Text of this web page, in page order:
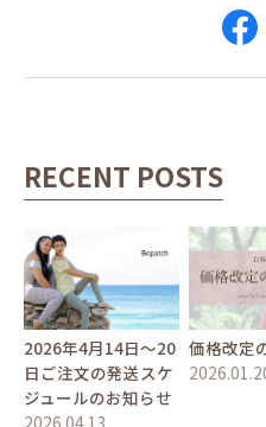
RECENT POSTS
2026年4月14日〜20
日ご注文の発送スケ
ジュールのお知らせ
2026.04.13
価格改定